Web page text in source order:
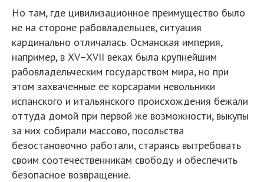
Но там, где цивилизационное преимущество было
не на стороне рабовладельцев, ситуация
кардинально отличалась. Османская империя,
например, в XV–XVII веках была крупнейшим
рабовладельческим государством мира, но при
этом захваченные ее корсарами невольники
испанского и итальянского происхождения бежали
оттуда домой при первой же возможности, выкупы
за них собирали массово, посольства
безостановочно работали, стараясь вытребовать
своим соотечественникам свободу и обеспечить
безопасное возвращение.